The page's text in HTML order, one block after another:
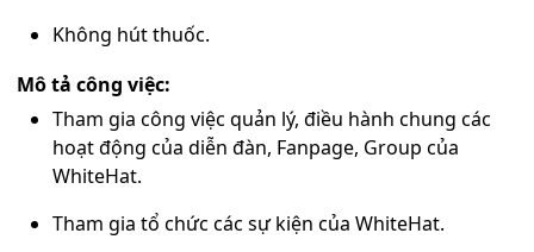
Không hút thuốc.
Mô tả công việc:
Tham gia công việc quản lý, điều hành chung các
hoạt động của diễn đàn, Fanpage, Group của
WhiteHat.
Tham gia tổ chức các sự kiện của WhiteHat.